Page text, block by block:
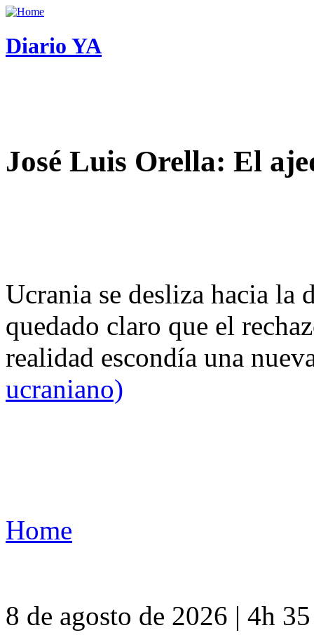
Diario YA
José Luis Orella: El
Ucrania se desliza hacia
quedado claro que el
realidad escondía una
ucraniano)
Home
8 de agosto de 2026 | 4h